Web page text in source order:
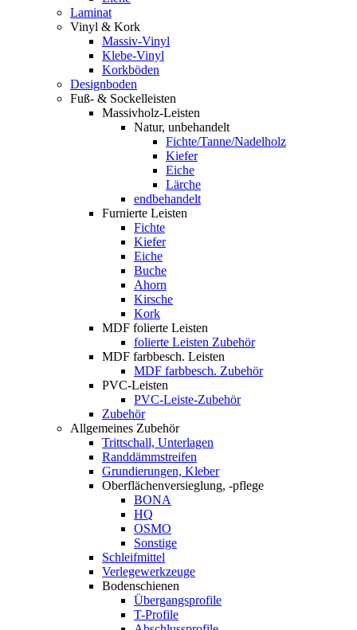
Laminat
Vinyl & Kork
Massiv-Vinyl
Klebe-Vinyl
Korkböden
Designboden
Fuß- & Sockelleisten
Massivholz-Leisten
Natur, unbehandelt
Fichte/Tanne/Nadelholz
Kiefer
Eiche
Lärche
endbehandelt
Furnierte Leisten
Fichte
Kiefer
Eiche
Buche
Ahorn
Kirsche
Kork
MDF folierte Leisten
folierte Leisten Zubehör
MDF farbbesch. Leisten
MDF farbbesch. Zubehör
PVC-Leisten
PVC-Leiste-Zubehör
Zubehör
Allgemeines Zubehör
Trittschall, Unterlagen
Randdämmstreifen
Grundierungen, Kleber
Oberflächenversieglung, -pflege
BONA
HQ
OSMO
Sonstige
Schleifmittel
Verlegewerkzeuge
Bodenschienen
Übergangsprofile
T-Profile